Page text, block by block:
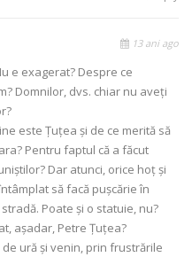
13 ani ago
e exagerat? Despre ce
Domnilor, dvs. chiar nu aveți
este Țuțea și de ce merită să
Pentru faptul că a făcut
Dar atunci, orice hoț și
să facă pușcărie în
Poate și o statuie, nu?
așadar, Petre Țuțea?
ură și venin, prin frustrările